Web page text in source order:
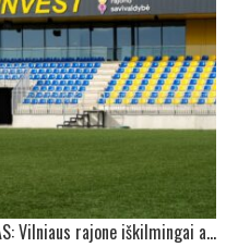
NAUJAS LIETUVOS FUTBOLO TAŠKAS: Vilniaus rajone iškilmingai atidaromas 1.500 vietų stadionas